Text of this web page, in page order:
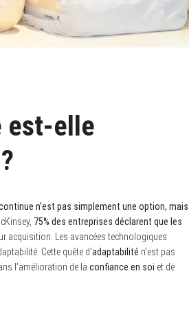
est-elle
n’est pas simplement une option, mais
75% des entreprises déclarent que les
acquisition. Les avancées technologiques
Cette quête d’adaptabilité n’est pas
l’amélioration de la confiance en soi et de